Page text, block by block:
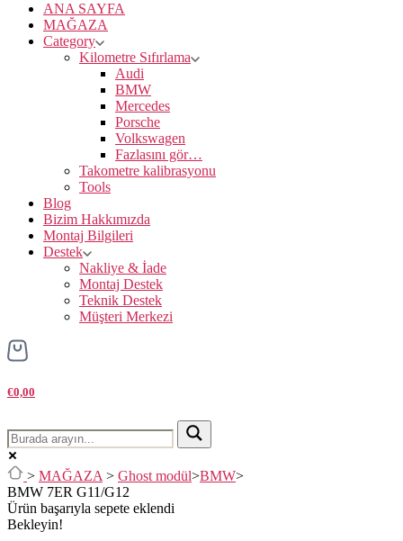
ANA SAYFA
MAĞAZA
Category
Kilometre Sıfırlama
Audi
BMW
Mercedes
Porsche
Volkswagen
Fazlasını gör…
Takometre kalibrasyonu
Tools
Blog
Bizim Hakkımızda
Montaj Bilgileri
Destek
Nakliye & İade
Montaj Destek
Teknik Destek
Müşteri Merkezi
€0,00
> MAĞAZA > Ghost modül>BMW>
BMW 7ER G11/G12
Ürün başarıyla sepete eklendi
Bekleyin!